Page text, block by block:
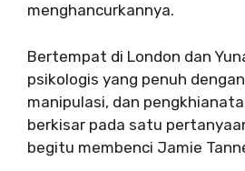
menghancurkannya.
Bertempat di London dan
psikologis yang penuh
manipulasi, dan
berkisar pada satu
begitu membenci Jamie